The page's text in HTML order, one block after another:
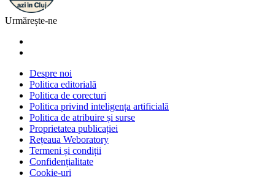
Urmărește-ne
Despre noi
Politica editorială
Politica de corecturi
Politica privind inteligența artificială
Politica de atribuire și surse
Proprietatea publicației
Rețeaua Weboratory
Termeni și condiții
Confidențialitate
Cookie-uri